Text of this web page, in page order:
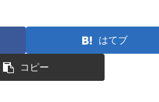
はてブ
コピー